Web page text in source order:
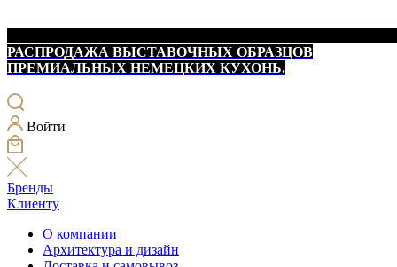
РАСПРОДАЖА ВЫСТАВОЧНЫХ ОБРАЗЦОВ
ПРЕМИАЛЬНЫХ НЕМЕЦКИХ КУХОНЬ.
Войти
Бренды
Клиенту
О компании
Архитектура и дизайн